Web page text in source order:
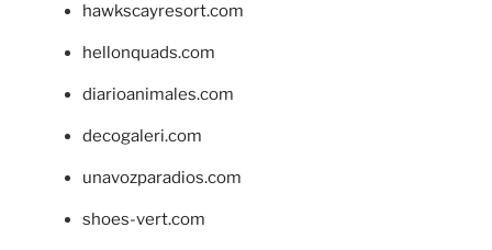
hawkscayresort.com
hellonquads.com
diarioanimales.com
decogaleri.com
unavozparadios.com
shoes-vert.com